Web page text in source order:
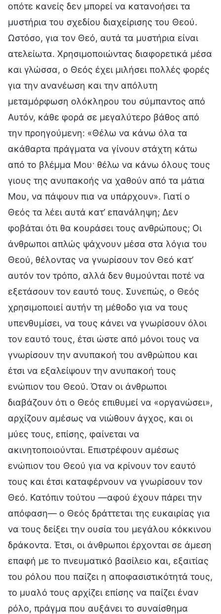
οπότε κανείς δεν μπορεί να κατανοήσει τα
μυστήρια του σχεδίου διαχείρισης του Θεού.
Ωστόσο, για τον Θεό, αυτά τα μυστήρια είναι
ατελείωτα. Χρησιμοποιώντας διαφορετικά μέσα
και γλώσσα, ο Θεός έχει μιλήσει πολλές φορές
για την ανανέωση και την απόλυτη
μεταμόρφωση ολόκληρου του σύμπαντος από
Αυτόν, κάθε φορά σε μεγαλύτερο βάθος από
την προηγούμενη: «Θέλω να κάνω όλα τα
ακάθαρτα πράγματα να γίνουν στάχτη κάτω
από το βλέμμα Μου· θέλω να κάνω όλους τους
γιους της ανυπακοής να χαθούν από τα μάτια
Μου, να πάψουν πια να υπάρχουν». Γιατί ο
Θεός τα λέει αυτά κατ’ επανάληψη; Δεν
φοβάται ότι θα κουράσει τους ανθρώπους; Οι
άνθρωποι απλώς ψάχνουν μέσα στα λόγια του
Θεού, θέλοντας να γνωρίσουν τον Θεό κατ’
αυτόν τον τρόπο, αλλά δεν θυμούνται ποτέ να
εξετάσουν τον εαυτό τους. Συνεπώς, ο Θεός
χρησιμοποιεί αυτήν τη μέθοδο για να τους
υπενθυμίσει, να τους κάνει να γνωρίσουν όλοι
τον εαυτό τους, έτσι ώστε από μόνοι τους να
γνωρίσουν την ανυπακοή του ανθρώπου και
έτσι να εξαλείψουν την ανυπακοή τους
ενώπιον του Θεού. Όταν οι άνθρωποι
διαβάζουν ότι ο Θεός επιθυμεί να «οργανώσει»,
αρχίζουν αμέσως να νιώθουν άγχος, και οι
μύες τους, επίσης, φαίνεται να
ακινητοποιούνται. Επιστρέφουν αμέσως
ενώπιον του Θεού για να κρίνουν τον εαυτό
τους και έτσι καταφέρνουν να γνωρίσουν τον
Θεό. Κατόπιν τούτου —αφού έχουν πάρει την
απόφαση— ο Θεός δράττεται της ευκαιρίας για
να τους δείξει την ουσία του μεγάλου κόκκινου
δράκοντα. Έτσι, οι άνθρωποι έρχονται σε άμεση
επαφή με το πνευματικό βασίλειο και, εξαιτίας
του ρόλου που παίζει η αποφασιστικότητά τους,
το μυαλό τους αρχίζει επίσης να παίζει έναν
ρόλο, πράγμα που αυξάνει το συναίσθημα